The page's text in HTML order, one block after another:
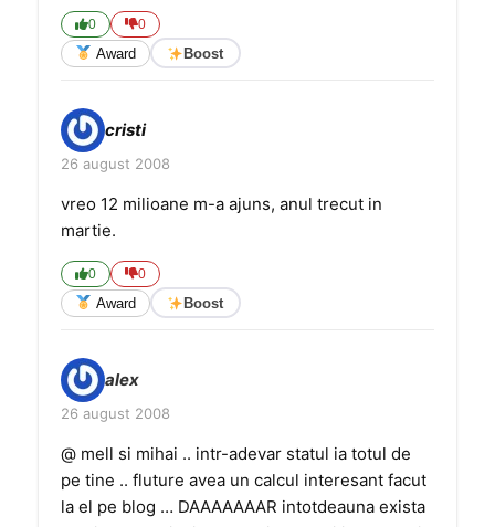
0 0
Award Boost
cristi
26 august 2008
vreo 12 milioane m-a ajuns, anul trecut in
martie.
0 0
Award Boost
alex
26 august 2008
@ mell si mihai .. intr-adevar statul ia totul de
pe tine .. fluture avea un calcul interesant facut
la el pe blog … DAAAAAAAR intotdeauna exista